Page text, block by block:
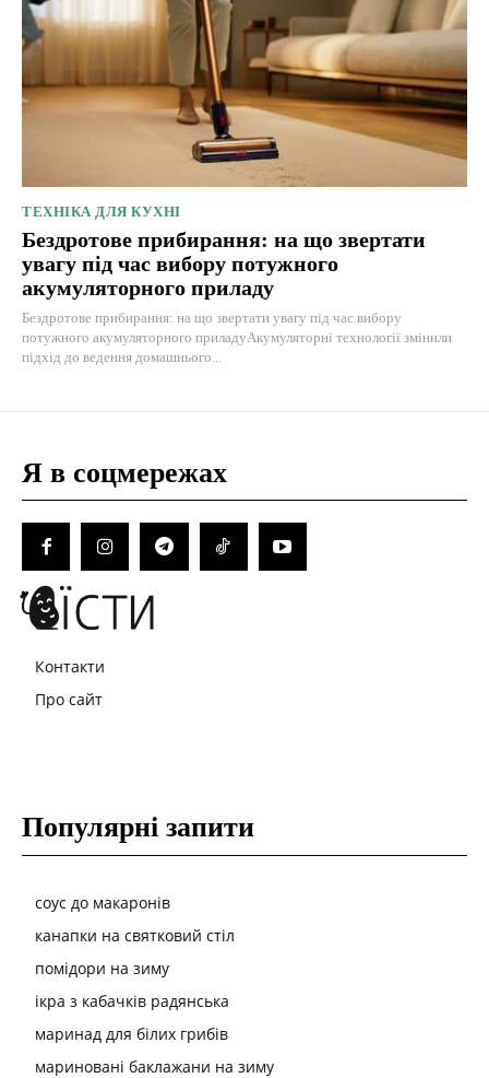
ТЕХНІКА ДЛЯ КУХНІ
Бездротове прибирання: на що звертати
увагу під час вибору потужного
акумуляторного приладу
Бездротове прибирання: на що звертати увагу під час вибору
потужного акумуляторного приладуАкумуляторні технології змінили
підхід до ведення домашнього...
Я в соцмережах
Контакти
Про сайт
Популярні запити
соус до макаронів
канапки на святковий стіл
помідори на зиму
ікра з кабачків радянська
маринад для білих грибів
мариновані баклажани на зиму